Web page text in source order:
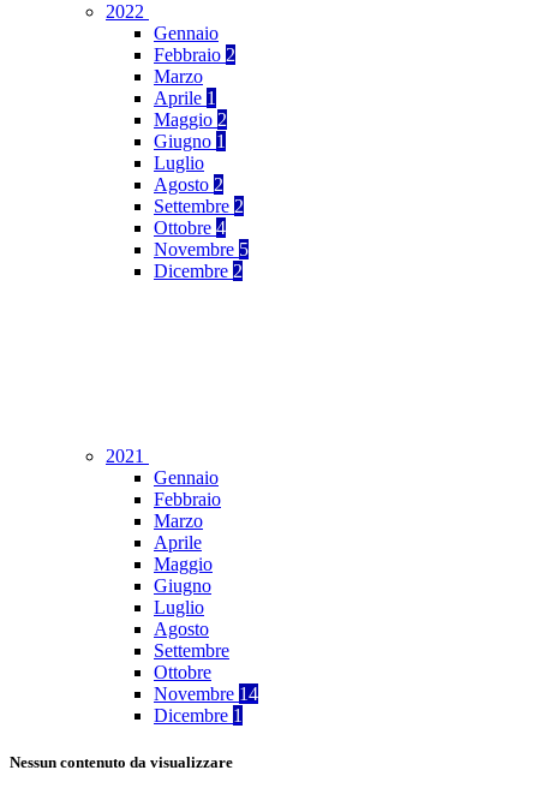
2022
Gennaio
Febbraio 2
Marzo
Aprile 1
Maggio 2
Giugno 1
Luglio
Agosto 2
Settembre 2
Ottobre 4
Novembre 5
Dicembre 2
2021
Gennaio
Febbraio
Marzo
Aprile
Maggio
Giugno
Luglio
Agosto
Settembre
Ottobre
Novembre 14
Dicembre 1
Nessun contenuto da visualizzare